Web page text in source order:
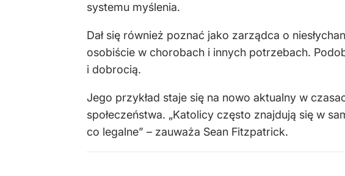
systemu myślenia.
Dał się również poznać jako zarządca o
osobiście w chorobach i innych potrzebach.
i dobrocią.
Jego przykład staje się na nowo aktualny w
społeczeństwa. „Katolicy często znajdują się w
co legalne” – zauważa Sean Fitzpatrick.